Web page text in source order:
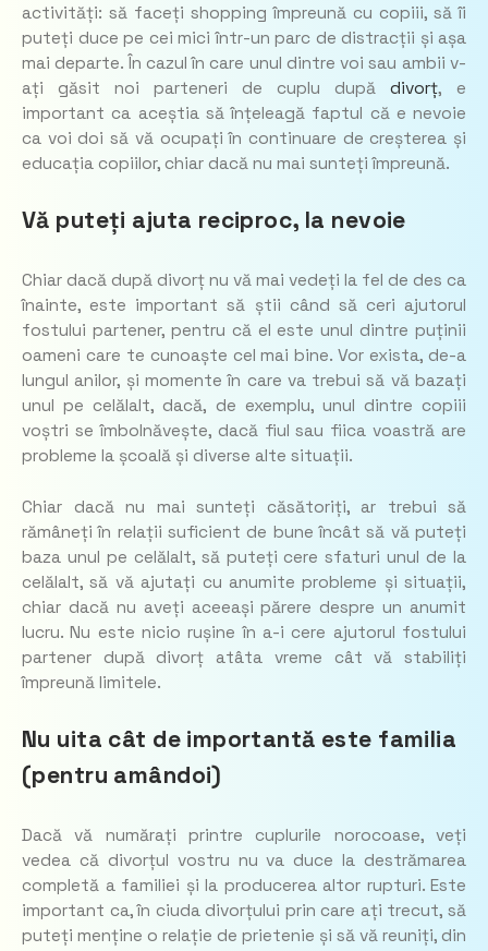
activități: să faceți shopping împreună cu copiii, să îi
puteți duce pe cei mici într-un parc de distracții și așa
mai departe. În cazul în care unul dintre voi sau ambii v-
ați găsit noi parteneri de cuplu după divorț, e
important ca aceștia să înțeleagă faptul că e nevoie
ca voi doi să vă ocupați în continuare de creșterea și
educația copiilor, chiar dacă nu mai sunteți împreună.
Vă puteți ajuta reciproc, la nevoie
Chiar dacă după divorț nu vă mai vedeți la fel de des ca
înainte, este important să știi când să ceri ajutorul
fostului partener, pentru că el este unul dintre puținii
oameni care te cunoaște cel mai bine. Vor exista, de-a
lungul anilor, și momente în care va trebui să vă bazați
unul pe celălalt, dacă, de exemplu, unul dintre copiii
voștri se îmbolnăvește, dacă fiul sau fiica voastră are
probleme la școală și diverse alte situații.
Chiar dacă nu mai sunteți căsătoriți, ar trebui să
rămâneți în relații suficient de bune încât să vă puteți
baza unul pe celălalt, să puteți cere sfaturi unul de la
celălalt, să vă ajutați cu anumite probleme și situații,
chiar dacă nu aveți aceeași părere despre un anumit
lucru. Nu este nicio rușine în a-i cere ajutorul fostului
partener după divorț atâta vreme cât vă stabiliți
împreună limitele.
Nu uita cât de importantă este familia
(pentru amândoi)
Dacă vă numărați printre cuplurile norocoase, veți
vedea că divorțul vostru nu va duce la destrămarea
completă a familiei și la producerea altor rupturi. Este
important ca, în ciuda divorțului prin care ați trecut, să
puteți menține o relație de prietenie și să vă reuniți, din